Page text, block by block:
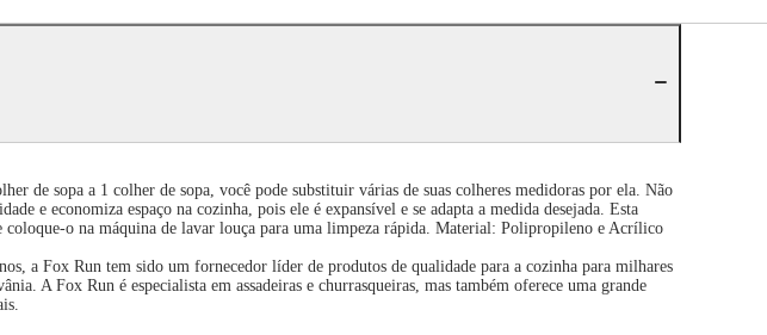
de sopa a 1 colher de sopa, você pode substituir várias de suas colheres medidoras por ela. Não
e economiza espaço na cozinha, pois ele é expansível e se adapta a medida desejada. Esta
o na máquina de lavar louça para uma limpeza rápida. Material: Polipropileno e Acrílico
a Fox Run tem sido um fornecedor líder de produtos de qualidade para a cozinha para milhares
A Fox Run é especialista em assadeiras e churrasqueiras, mas também oferece uma grande